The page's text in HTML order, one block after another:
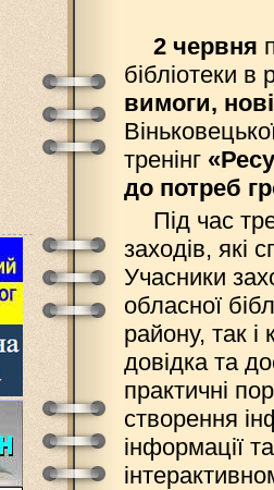
2 червня
бібліотеки в
вимоги,
тренінг
до потреб
Під час
заходів, які
Учасники
обласної
району, так і
довідка та
практичні
створення
інформації